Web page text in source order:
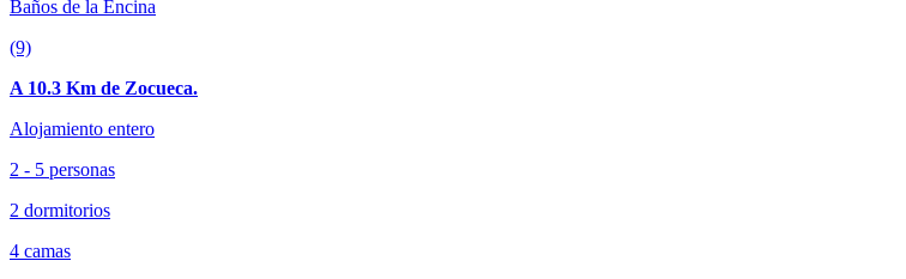
Baños de la Encina
(9)
A 10.3 Km de Zocueca.
Alojamiento entero
2 - 5 personas
2 dormitorios
4 camas